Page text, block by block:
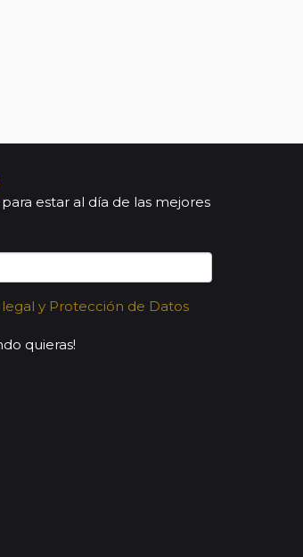
estar al día de las mejores
legal y Protección de Datos
quieras!